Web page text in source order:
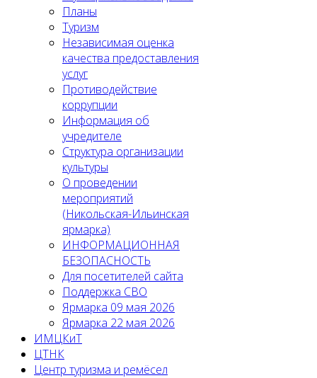
Планы
Туризм
Независимая оценка
качества предоставления
услуг
Противодействие
коррупции
Информация об
учредителе
Структура организации
культуры
О проведении
мероприятий
(Никольская-Ильинская
ярмарка)
ИНФОРМАЦИОННАЯ
БЕЗОПАСНОСТЬ
Для посетителей сайта
Поддержка СВО
Ярмарка 09 мая 2026
Ярмарка 22 мая 2026
ИМЦКиТ
ЦТНК
Центр туризма и ремёсел